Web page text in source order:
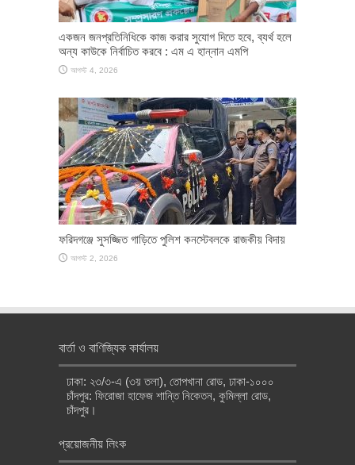
একজন জনপ্রতিনিধিকে কাজ করার সুযোগ দিতে হবে, ব্যর্থ হলে
অন্য কাউকে নির্বাচিত করবে : এম এ হান্নান এমপি
আগস্ট 4, 2026
ফরিদগঞ্জে সুসজ্জিত গাড়িতে পুলিশ কনস্টেবলকে রাজকীয় বিদায়
আগস্ট 2, 2026
বার্তা ও বাণিজ্যিক কার্যালয়
ঢাকা: ২৩/৩-এ (৩য় তলা), তোপখানা রোড, ঢাকা-১০০০
চাঁদপুর: ফিরোজা হাফেজ শান্তি নিকেতন, কুমিল্লা রোড,
চাঁদপুর।
প্রয়োজনীয় লিংক